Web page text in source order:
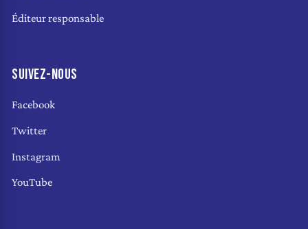
Éditeur responsable
SUIVEZ-NOUS
Facebook
Twitter
Instagram
YouTube